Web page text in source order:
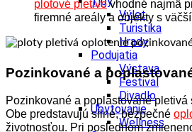
Výlet
Turistika
Hrady
Podujatia
Výstava
Festival
Divadlo
Ubytovanie
Wellness
plotové pletivovhodné najmä
firemné areály a objekty s
Pozinkované a
Pozinkované a poplastované
Obe predstavujú silné, bezpečné
životnosťou. Pri poslednom